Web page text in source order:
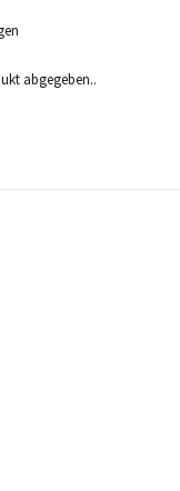
abgegeben..